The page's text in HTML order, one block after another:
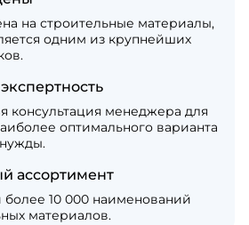
на строительные материалы,
одним из крупнейших
консультация менеджера для
оптимального варианта
ассортимент
более 10 000 наименований
материалов.